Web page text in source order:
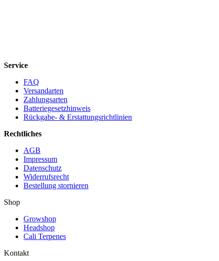
Service
FAQ
Versandarten
Zahlungsarten
Batteriegesetzhinweis
Rückgabe- & Erstattungsrichtlinien
Rechtliches
AGB
Impressum
Datenschutz
Widerrufsrecht
Bestellung stornieren
Shop
Growshop
Headshop
Cali Terpenes
Kontakt